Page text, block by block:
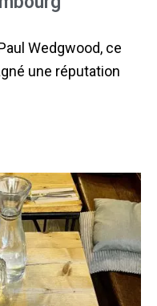
Wedgwood, ce
une réputation